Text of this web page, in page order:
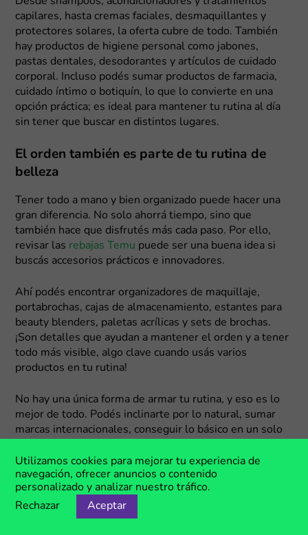
capilares, hasta cremas faciales, desmaquillantes y
protectores solares, la oferta cubre de todo. También
hay productos de higiene personal como jabones,
pastas dentales, desodorantes y artículos de cuidado
corporal. Incluso podés sumar productos de farmacia,
cuidado íntimo o botiquín, lo que lo convierte en una
opción práctica; es ideal para mantener tu rutina al día
sin tener que buscar en distintos lugares.
El orden también es parte de tu rutina de
belleza
Tener todo a mano y bien organizado puede hacer una
gran diferencia. No solo ahorrá tiempo, sino que
también hace que disfrutés más cada paso. Por ello,
revisar las rebajas Temu puede ser una buena idea si
buscás accesorios prácticos e innovadores.
Ahí podés encontrar organizadores de maquillaje,
portabrochas, cajas de almacenamiento, estantes para
beauty blenders, paletas acrílicas y sets de brochas.
¡Son detalles que ayudan a mantener el orden y a tener
todo más visible, algo clave cuando usás varios
productos en tu rutina!
No hay una única forma de armar tu rutina, y eso es lo
mejor de todo. Podés inclinarte por lo natural, sumar
marcas internacionales, conseguir lo básico en un solo
cupones te dan la posibilidad de probar distintas
opciones sin comprometer tu presupuesto!
Utilizamos cookies para mejorar tu experiencia de
navegación, ofrecer anuncios o contenido
personalizado y analizar nuestro tráfico.
Rechazar
Aceptar